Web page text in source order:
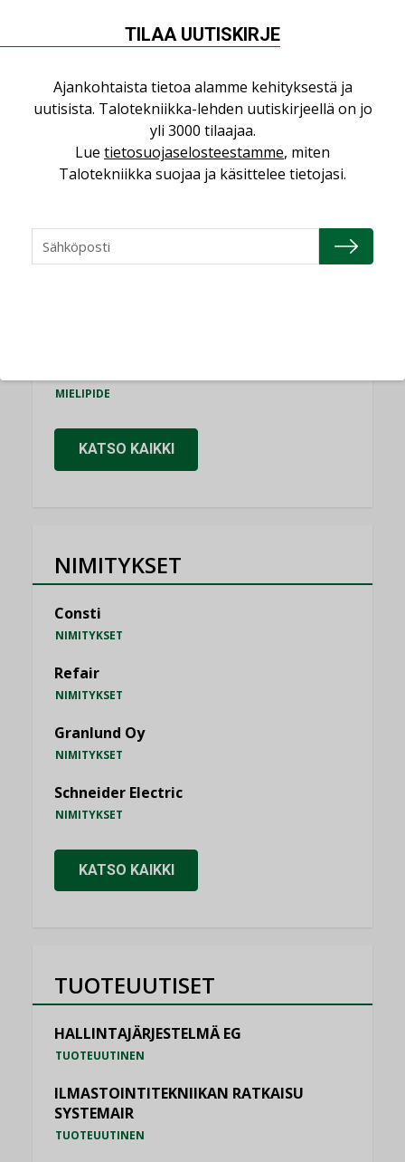
Puheista tekoihin – uusin teknologia
KOLUMNI
Sähköistäminen säästää euroja
KOLUMNI
KOLUMNI
MIELIPIDE
KATSO KAIKKI
NIMITYKSET
Consti
NIMITYKSET
Refair
NIMITYKSET
Granlund Oy
NIMITYKSET
Schneider Electric
NIMITYKSET
KATSO KAIKKI
TUOTEUUTISET
HALLINTAJÄRJESTELMÄ EG
TUOTEUUTINEN
ILMASTOINTITEKNIIKAN RATKAISU
SYSTEMAIR
TUOTEUUTINEN
TILAA UUTISKIRJE
Ajankohtaista tietoa alamme kehityksestä ja
uutisista. Talotekniikka-lehden uutiskirjeellä on jo
yli 3000 tilaajaa.
Lue tietosuojaselosteestamme, miten
Talotekniikka suojaa ja käsittelee tietojasi.